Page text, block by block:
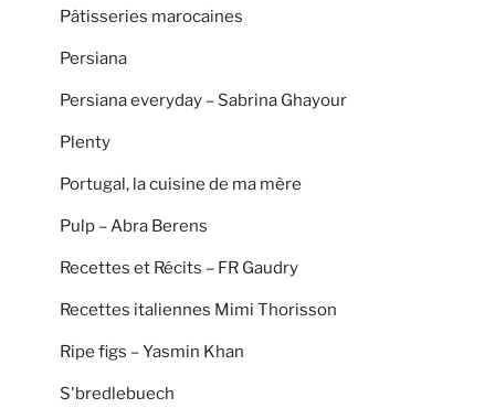
Pâtisseries marocaines
Persiana
Persiana everyday – Sabrina Ghayour
Plenty
Portugal, la cuisine de ma mère
Pulp – Abra Berens
Recettes et Récits – FR Gaudry
Recettes italiennes Mimi Thorisson
Ripe figs – Yasmin Khan
S'bredlebuech